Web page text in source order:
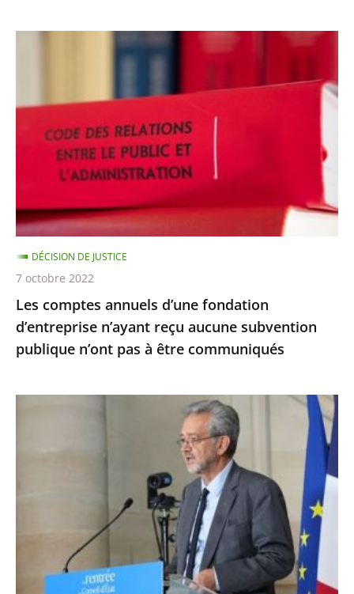
d’euros
d’une
fondation
d’entreprise
n’ayant
aucune
subvention
publique
n’ont
pas
à
être
Les comptes annuels d’une fondation
d’entreprise n’ayant reçu aucune subvention
publique n’ont pas à être communiqués
DÉCISION DE JUSTICE
7 octobre 2022
d’État,
service